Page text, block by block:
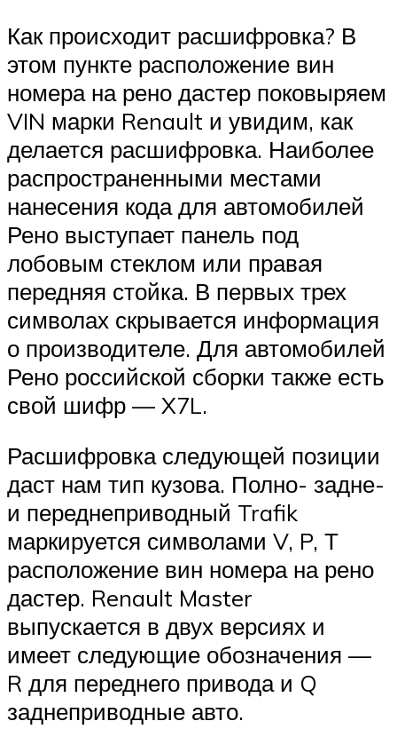
Как происходит расшифровка? В
этом пункте расположение вин
номера на рено дастер поковыряем
VIN марки Renault и увидим, как
делается расшифровка. Наиболее
распространенными местами
нанесения кода для автомобилей
Рено выступает панель под
лобовым стеклом или правая
передняя стойка. В первых трех
символах скрывается информация
о производителе. Для автомобилей
Рено российской сборки также есть
свой шифр — X7L.
Расшифровка следующей позиции
даст нам тип кузова. Полно- задне-
и переднеприводный Trafik
маркируется символами V, P, Т
расположение вин номера на рено
дастер. Renault Master
выпускается в двух версиях и
имеет следующие обозначения —
R для переднего привода и Q
заднеприводные авто.